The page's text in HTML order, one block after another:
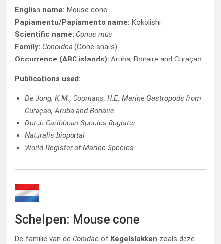
English name: Mouse cone
Papiamentu/Papiamento name: Kokolishi
Scientific name: Conus mus
Family: Conoidea (Cone snails)
Occurrence (ABC islands): Aruba, Bonaire and Curaçao
Publications used:
De Jong, K.M., Coomans, H.E. Marine Gastropods from
Curaçao, Aruba and Bonaire.
Dutch Caribbean Species Register
Naturalis bioportal
World Register of Marine Species
Schelpen: Mouse cone
De familie van de Conidae of Kegelslakken zoals deze